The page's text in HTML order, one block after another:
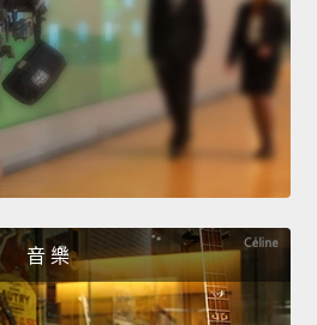
音 樂